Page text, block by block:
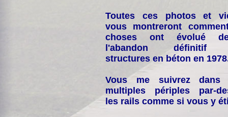
Toutes ces photos et
vous montreront
choses ont évolué
l'abandon définitif
structures en béton en
Vous me suivrez dans
multiples périples par-
les rails comme si vous y